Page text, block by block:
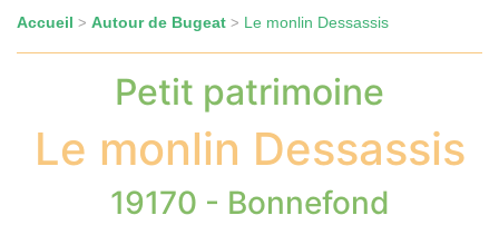
Accueil > Autour de Bugeat > Le monlin Dessassis
Petit patrimoine
Le monlin Dessassis
19170 - Bonnefond